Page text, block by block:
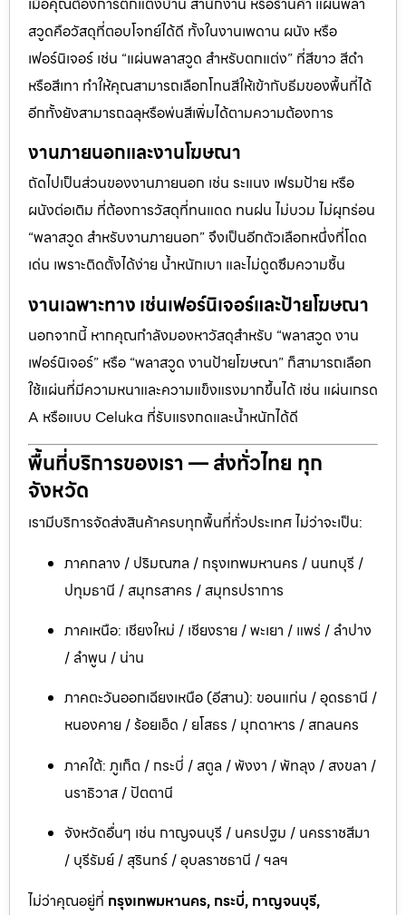
สวูดคือวัสดุที่ตอบโจทย์ได้ดี ทั้งในงานเพดาน ผนัง หรือ
เฟอร์นิเจอร์ เช่น “แผ่นพลาสวูด สำหรับตกแต่ง” ที่สีขาว สีดำ
หรือสีเทา ทำให้คุณสามารถเลือกโทนสีให้เข้ากับธีมของพื้นที่ได้
อีกทั้งยังสามารถฉลุหรือพ่นสีเพิ่มได้ตามความต้องการ
งานภายนอกและงานโฆษณา
ถัดไปเป็นส่วนของงานภายนอก เช่น ระแนง เฟรมป้าย หรือ
ผนังต่อเติม ที่ต้องการวัสดุที่ทนแดด ทนฝน ไม่บวม ไม่ผุกร่อน
“พลาสวูด สำหรับงานภายนอก” จึงเป็นอีกตัวเลือกหนึ่งที่โดด
เด่น เพราะติดตั้งได้ง่าย น้ำหนักเบา และไม่ดูดซึมความชื้น
งานเฉพาะทาง เช่นเฟอร์นิเจอร์และป้ายโฆษณา
นอกจากนี้ หากคุณกำลังมองหาวัสดุสำหรับ “พลาสวูด งาน
เฟอร์นิเจอร์” หรือ “พลาสวูด งานป้ายโฆษณา” ก็สามารถเลือก
ใช้แผ่นที่มีความหนาและความแข็งแรงมากขึ้นได้ เช่น แผ่นเกรด
A หรือแบบ Celuka ที่รับแรงกดและน้ำหนักได้ดี
พื้นที่บริการของเรา — ส่งทั่วไทย ทุก
จังหวัด
เรามีบริการจัดส่งสินค้าครบทุกพื้นที่ทั่วประเทศ ไม่ว่าจะเป็น:
ภาคกลาง / ปริมณฑล / กรุงเทพมหานคร / นนทบุรี /
ปทุมธานี / สมุทรสาคร / สมุทรปราการ
ภาคเหนือ: เชียงใหม่ / เชียงราย / พะเยา / แพร่ / ลำปาง
/ ลำพูน / น่าน
ภาคตะวันออกเฉียงเหนือ (อีสาน): ขอนแก่น / อุดรธานี /
หนองคาย / ร้อยเอ็ด / ยโสธร / มุกดาหาร / สกลนคร
ภาคใต้: ภูเก็ต / กระบี่ / สตูล / พังงา / พัทลุง / สงขลา /
นราธิวาส / ปัตตานี
จังหวัดอื่นๆ เช่น กาญจนบุรี / นครปฐม / นครราชสีมา
/ บุรีรัมย์ / สุรินทร์ / อุบลราชธานี / ฯลฯ
ไม่ว่าคุณอยู่ที่ กรุงเทพมหานคร, กระบี่, กาญจนบุรี,